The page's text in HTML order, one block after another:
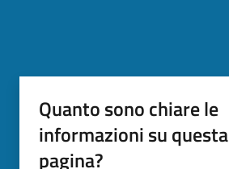
Quanto sono chiare le
informazioni su questa
pagina?